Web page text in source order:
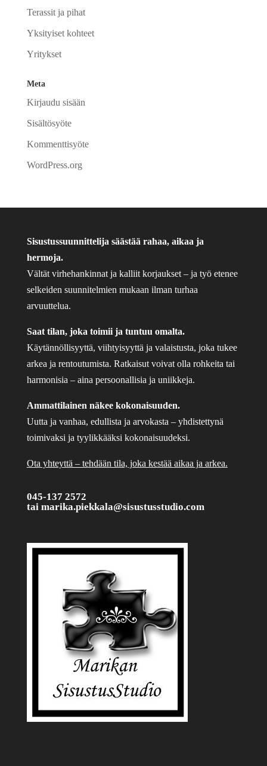
Terassit ja pihat
Yksityiset kohteet
Yritykset
Meta
Kirjaudu sisään
Sisältösyöte
Kommenttisyöte
WordPress.org
Sisustussuunnittelija säästää rahaa, aikaa ja
hermoja.
Vältät virhehankinnat ja kalliit korjaukset – ja työ etenee
selkeiden suunnitelmien mukaan ilman turhaa
arvuuttelua.
Saat tilan, joka toimii ja tuntuu omalta.
Käytännöllisyyttä, viihtyisyyttä ja valaistusta, joka tukee
arkea ja rentoutumista. Ratkaisut voivat olla rohkeita tai
harmonisia – aina persoonallisia ja uniikkeja.
Ammattilainen näkee kokonaisuuden.
Uutta ja vanhaa, edullista ja arvokasta – yhdistettynä
toimivaksi ja tyylikkääksi kokonaisuudeksi.
Ota yhteyttä – tehdään tila, joka kestää aikaa ja arkea.
045-137 2572
tai marika.piekkala@sisustusstudio.com